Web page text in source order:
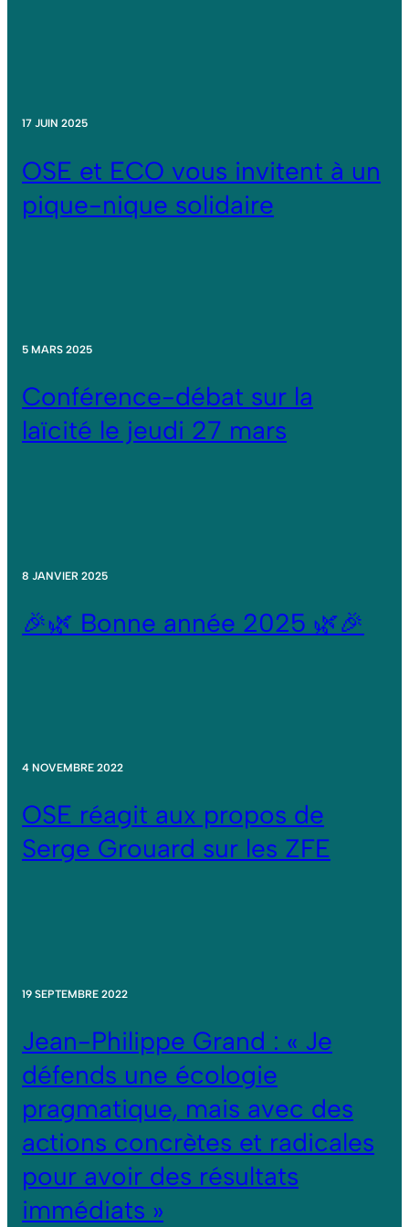
17 JUIN 2025
OSE et ECO vous invitent à un
pique-nique solidaire
5 MARS 2025
Conférence-débat sur la
laïcité le jeudi 27 mars
8 JANVIER 2025
🎉🌿 Bonne année 2025 🌿🎉
4 NOVEMBRE 2022
OSE réagit aux propos de
Serge Grouard sur les ZFE
19 SEPTEMBRE 2022
Jean-Philippe Grand : « Je
défends une écologie
pragmatique, mais avec des
actions concrètes et radicales
pour avoir des résultats
immédiats »